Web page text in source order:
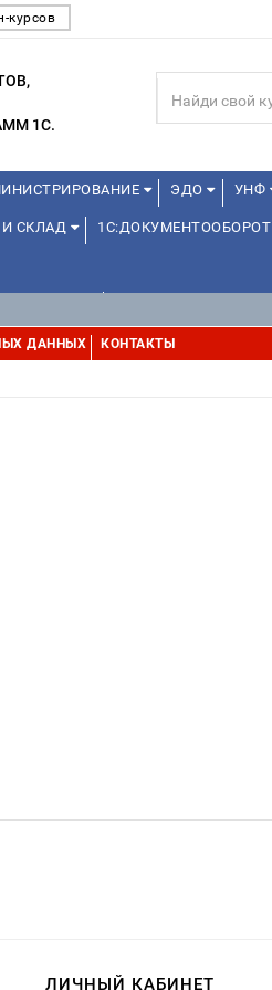
курсов
1С.
ЭДО УНФ
СКЛАД 1С:ДОКУМЕНТООБОРОТ
КУРСОВ
4-6 ЧАСОВ ОТ 12 ЛЕТ
ДАННЫХ КОНТАКТЫ
ЛИЧНЫЙ КАБИНЕТ